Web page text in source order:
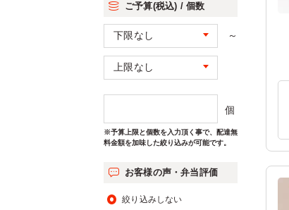
ご予算(税込) / 個数
～
個
※予算上限と個数を入力頂く事で、配達無
料金額を加味した絞り込みが可能です。
お客様の声・弁当評価
絞り込みしない